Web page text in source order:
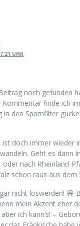
UHR
noch gefunden
Kommentar finde ich
in den Spamfilter
ist doch immer wieder
Geht es dann
nach Rheinland-
schon raus aus dem
nicht loswerden! 😆
mein Akzent eher
ich kann’s! –